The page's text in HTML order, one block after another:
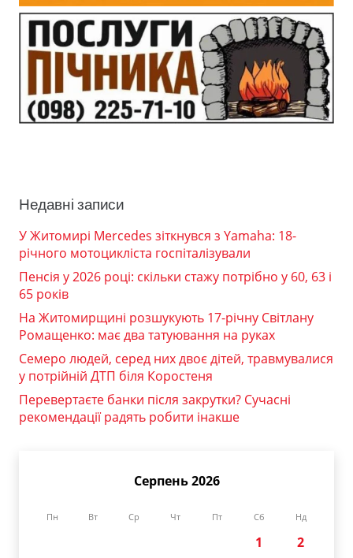
Недавні записи
У Житомирі Mercedes зіткнувся з Yamaha: 18-
річного мотоцикліста госпіталізували
Пенсія у 2026 році: скільки стажу потрібно у 60, 63 і
65 років
На Житомирщині розшукують 17-річну Світлану
Ромащенко: має два татуювання на руках
Семеро людей, серед них двоє дітей, травмувалися
у потрійній ДТП біля Коростеня
Перевертаєте банки після закрутки? Сучасні
рекомендації радять робити інакше
Серпень 2026
Пн Вт Ср Чт Пт Сб Нд
1
2